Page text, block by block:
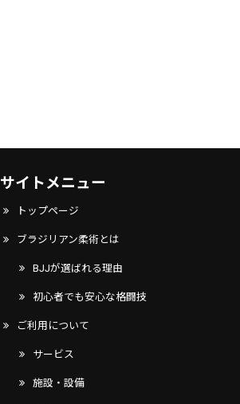
サイトメニュー
トップページ
ブラジリアン柔術とは
BJJが選ばれる理由
初心者でも安心な格闘技
ご利用について
サービス
施設・設備